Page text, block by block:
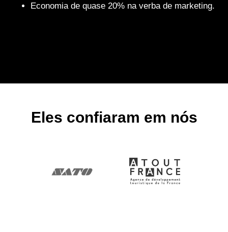
Economia de quase 20% na verba de marketing.
Eles confiaram em nós